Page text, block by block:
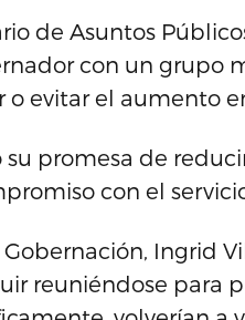
de Asuntos
con un grupo
evitar el aumento
promesa de
con el
Ingrid
reuniéndose para